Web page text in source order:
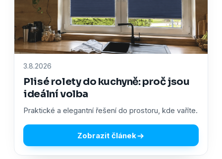
3.8.2026
Plisé rolety do kuchyně: proč jsou
ideální volba
Praktické a elegantní řešení do prostoru, kde vaříte.
Zobrazit článek